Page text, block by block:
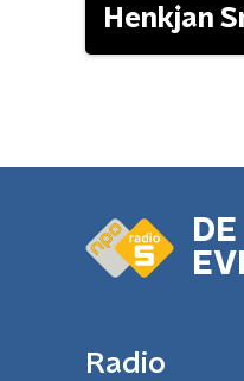
Henkjan
Radio